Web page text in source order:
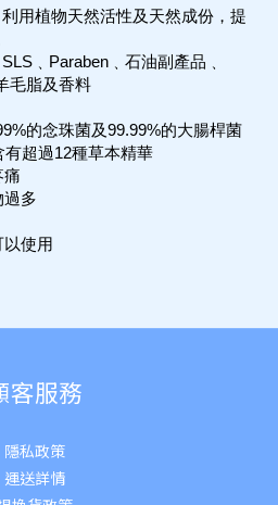
用植物天然活性及天然成份，提
石油副產品﹑
毛脂及香料
的念珠菌及99.99%的大腸桿菌
超過12種草本精華
痛
過多
使用
客服務
隱私政策
運送詳情